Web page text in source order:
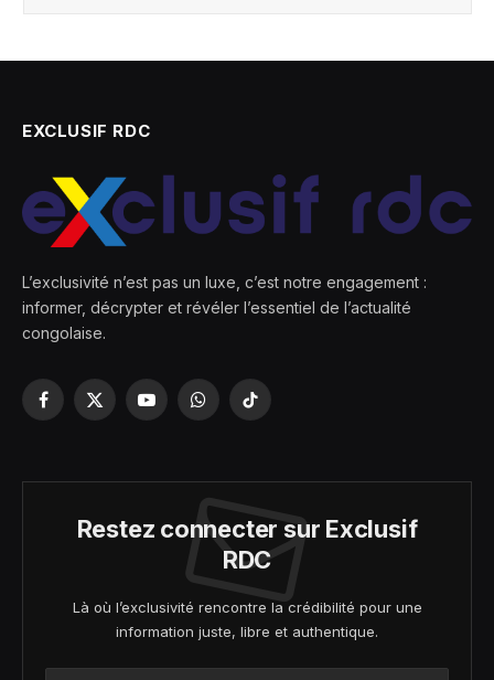
EXCLUSIF RDC
L’exclusivité n’est pas un luxe, c’est notre engagement :
informer, décrypter et révéler l’essentiel de l’actualité
congolaise.
Facebook
X
YouTubeWhatsAppTikTok
Restez connecter sur Exclusif
RDC
Là où l’exclusivité rencontre la crédibilité pour une
information juste, libre et authentique.